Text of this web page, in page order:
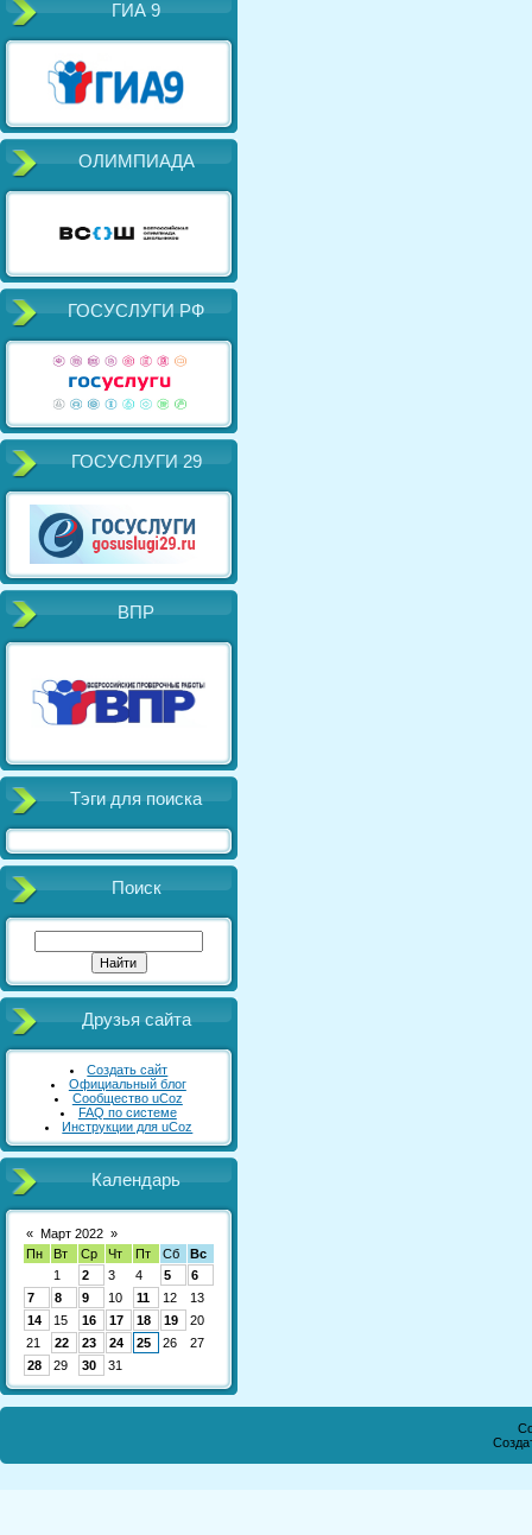
ГИА 9
ОЛИМПИАДА
ГОСУСЛУГИ РФ
ГОСУСЛУГИ 29
ВПР
Тэги для поиска
Поиск
Друзья сайта
Создать сайт
Официальный блог
Сообщество uCoz
FAQ по системе
Инструкции для uCoz
Календарь
« Март 2022 »
Пн
Вт Ср Чт Пт Сб
Вс
1
2 3 4 5
6
7
8 9 10 11 12
13
14
15 16 17 18 19
20
21
22 23 24 25 26
27
28
29 30 31